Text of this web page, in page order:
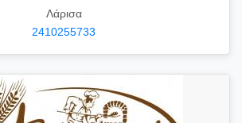
Λάρισα
2410255733